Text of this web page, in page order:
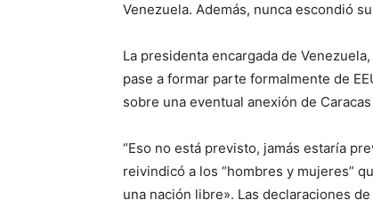
Venezuela. Además, nunca escondió
La presidenta encargada de
pase a formar parte formalmente de
sobre una eventual anexión de
“Eso no está previsto, jamás estaría
reivindicó a los “hombres y mujeres”
una nación libre». Las declaraciones